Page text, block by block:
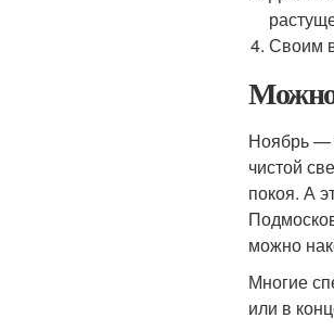
Своим
Можно
Ноябрь —
чистой
покоя. А
можно
Многие
или в